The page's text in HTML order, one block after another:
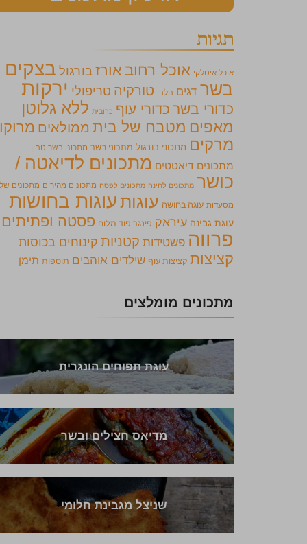
תגיות
אוכל איטלקי אוכל רחוב אורזבורגול בצקים
בשר דגים חלבי טורקיה טריפולי ירקות
כדורי בשר כדורי עוף כרובית ללא גלוטן
מאפים מטבח של בית ממולאים מרוקו
מרקים מתכוני בורגול מתכוני בשר מתכוני בשר טחון
מתכונים דיאטטים מתכונים לדיאטה /
כושר מתכונים לחינה מתכונים לפסח מתכונים מהירים מתכונים של
מסעדות עוגה בחושה עוגותעוגות בחושות
עוגת גבינה עיראק פינגר פוד מלוח פסטה ופתיתים
פרווה פשטידות קטניות קינוחים בכוסות
קציצות קציצות עוף שילדים אוהבים תוספות תימן
מתכונים מומלצים
עוגת תפוחים הונגרית
מדיאס חצילים ובשר
שניצל מגבינת חלומי